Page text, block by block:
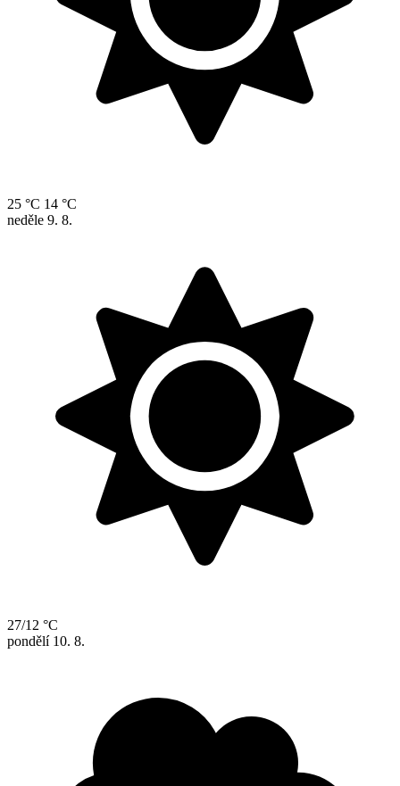
25 °C 14 °C
neděle 9. 8.
27/12 °C
pondělí 10. 8.